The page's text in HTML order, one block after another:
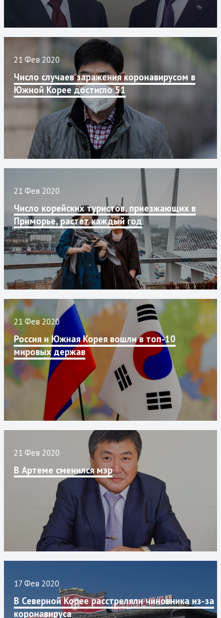
21 Фев 2020
Число случаев заражения коронавирусом в
Южной Корее достигло 51
21 Фев 2020
Число корейских туристов, приезжающих в
Приморье, растет каждый год
21 Фев 2020
Россия и Южная Корея вошли в топ-10
мировых держав
21 Фев 2020
В Артеме сменился мэр
17 Фев 2020
В Северной Корее расстреляли чиновника из-за
коронавируса